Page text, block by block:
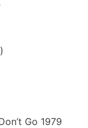
Go 1979